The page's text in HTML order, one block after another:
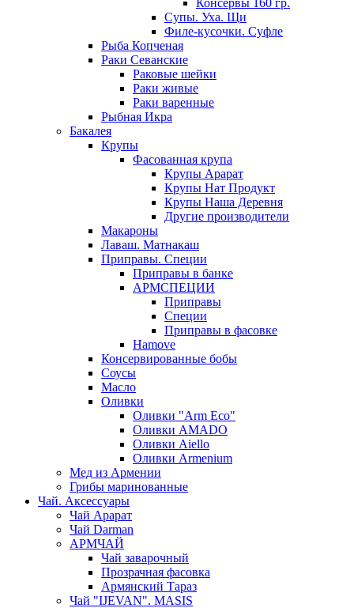
Консервы 160 гр.
Супы. Уха. Щи
Филе-кусочки. Суфле
Рыба Копченая
Раки Севанские
Раковые шейки
Раки живые
Раки варенные
Рыбная Икра
Бакалея
Крупы
Фасованная крупа
Крупы Арарат
Крупы Нат Продукт
Крупы Наша Деревня
Другие производители
Макароны
Лаваш. Матнакаш
Приправы. Специи
Приправы в банке
АРМСПЕЦИИ
Приправы
Специи
Приправы в фасовке
Hamove
Консервированные бобы
Соусы
Масло
Оливки
Оливки "Arm Eco"
Оливки AMADO
Оливки Aiello
Оливки Armenium
Мед из Армении
Грибы маринованные
Чай. Аксессуары
Чай Арарат
Чай Darman
АРМЧАЙ
Чай заварочный
Прозрачная фасовка
Армянский Тараз
Чай "IJEVAN". MASIS